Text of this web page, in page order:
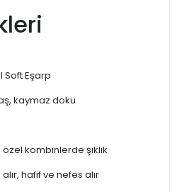
Soft Eşarp
kaymaz doku
kombinlerde şıklık
hafif ve nefes alır